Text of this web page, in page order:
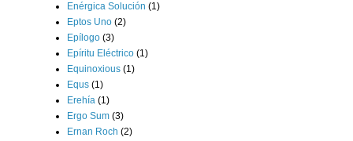
Enérgica Solución (1)
Eptos Uno (2)
Epílogo (3)
Epíritu Eléctrico (1)
Equinoxious (1)
Equs (1)
Erehía (1)
Ergo Sum (3)
Ernan Roch (2)